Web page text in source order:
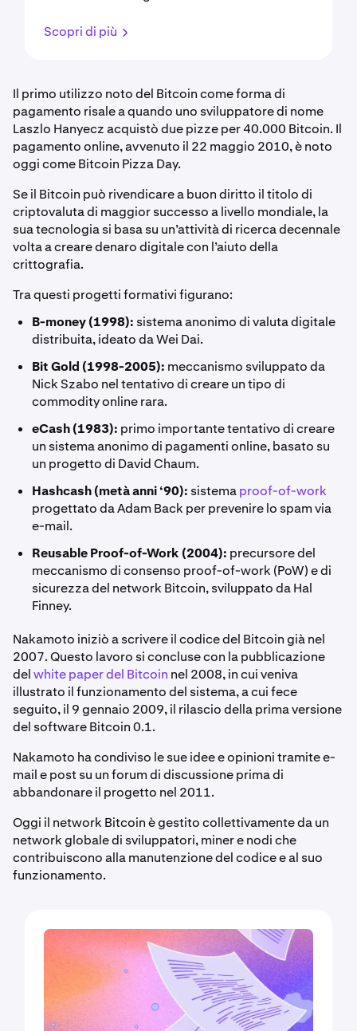
Scopri di più
Il primo utilizzo noto del Bitcoin come forma di
pagamento risale a quando uno sviluppatore di nome
Laszlo Hanyecz acquistò due pizze per 40.000 Bitcoin. Il
pagamento online, avvenuto il 22 maggio 2010, è noto
oggi come Bitcoin Pizza Day.
Se il Bitcoin può rivendicare a buon diritto il titolo di
criptovaluta di maggior successo a livello mondiale, la
sua tecnologia si basa su un’attività di ricerca decennale
volta a creare denaro digitale con l’aiuto della
crittografia.
Tra questi progetti formativi figurano:
B-money (1998): sistema anonimo di valuta digitale
distribuita, ideato da Wei Dai.
Bit Gold (1998-2005): meccanismo sviluppato da
Nick Szabo nel tentativo di creare un tipo di
commodity online rara.
eCash (1983): primo importante tentativo di creare
un sistema anonimo di pagamenti online, basato su
un progetto di David Chaum.
Hashcash (metà anni ‘90): sistemaproof-of-work
progettato da Adam Back per prevenire lo spam via
e-mail.
Reusable Proof-of-Work (2004): precursore del
meccanismo di consenso proof-of-work (PoW) e di
sicurezza del network Bitcoin, sviluppato da Hal
Finney.
Nakamoto iniziò a scrivere il codice del Bitcoin già nel
2007. Questo lavoro si concluse con la pubblicazione
delwhite paper del Bitcoin nel 2008, in cui veniva
illustrato il funzionamento del sistema, a cui fece
seguito, il 9 gennaio 2009, il rilascio della prima versione
del software Bitcoin 0.1.
Nakamoto ha condiviso le sue idee e opinioni tramite e-
mail e post su un forum di discussione prima di
abbandonare il progetto nel 2011.
Oggi il network Bitcoin è gestito collettivamente da un
network globale di sviluppatori, miner e nodi che
contribuiscono alla manutenzione del codice e al suo
funzionamento.